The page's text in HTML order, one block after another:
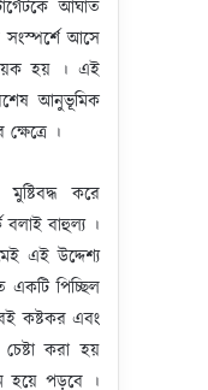
আঘাত
সংস্পর্শে আসে
হয় । এই
আনুভূমিক
।
করে
বাহুল্য ।
এই উদ্দেশ্য
একটি পিচ্ছিল
কষ্টকর এবং
করা হয়
হয়ে পড়বে ।